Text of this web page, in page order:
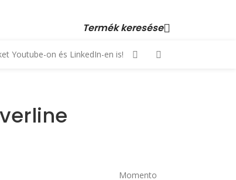
Termék keresése
Youtube-on és LinkedIn-en is!
Momento